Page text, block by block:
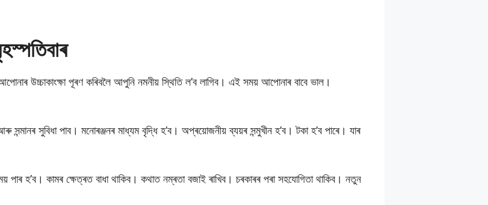
উচ্চাকাংক্ষা পূৰণ কৰিবলৈ আপুনি নমনীয় স্থিতি ল’ব লাগিব। এই সময় আপোনাৰ বাবে ভাল।
সন্মানৰ সুবিধা পাব। মনোৰঞ্জনৰ মাধ্যম বৃদ্ধি হ’ব। অপ্ৰয়োজনীয় ব্যয়ৰ সন্মুখীন হ’ব। টকা হ’ব পাৰে। যাৰ
হ’ব। কামৰ ক্ষেত্ৰত বাধা থাকিব। কথাত নম্ৰতা বজাই ৰাখিব। চৰকাৰৰ পৰা সহযোগিতা থাকিব। নতুন